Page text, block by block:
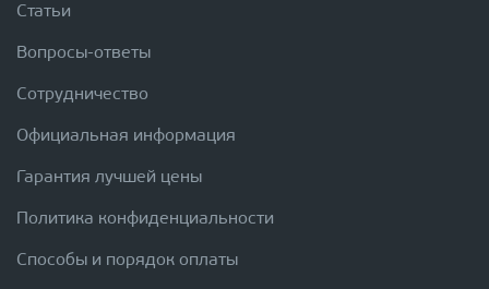
Статьи
Вопросы-ответы
Сотрудничество
Официальная информация
Гарантия лучшей цены
Политика конфиденциальности
Способы и порядок оплаты